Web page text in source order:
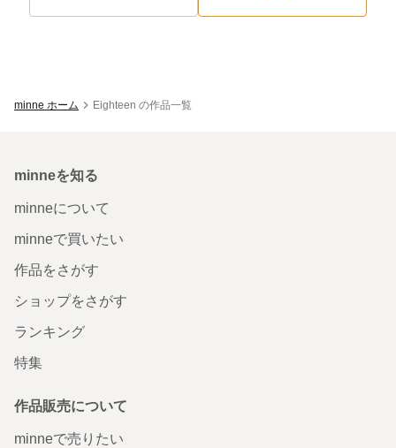
minne ホーム Eighteen の作品一覧
minneを知る
minneについて
minneで買いたい
作品をさがす
ショップをさがす
ランキング
特集
作品販売について
minneで売りたい